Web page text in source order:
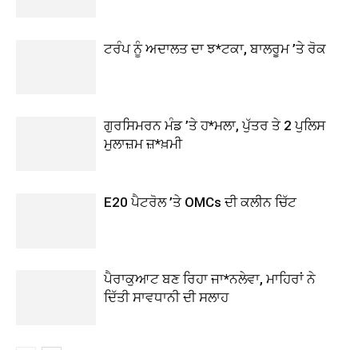
ਟਰੰਪ ਨੂੰ ਅਦਾਲਤ ਦਾ ਝ*ਟਕਾ, ਬਾਲਰੂਮ ’ਤੇ ਰੋਕ
ਗੁਰਸਿਮਰਨ ਮੰਡ ’ਤੇ ਹ*ਮਲਾ, ਪੁੱਤਰ ਤੇ 2 ਪੁਲਿਸ
ਮੁਲਾਜ਼ਮ ਜ਼*ਖ਼ਮੀ
E20 ਪੈਟਰੋਲ ’ਤੇ OMCs ਦੀ ਕਲੀਨ ਚਿੱਟ
ਪੈਰਾਕੁਆਟ ਬਣ ਰਿਹਾ ਜਾ*ਨਲੇਵਾ, ਮਾਹਿਰਾਂ ਨੇ
ਦਿੱਤੀ ਸਾਵਧਾਨੀ ਦੀ ਸਲਾਹ